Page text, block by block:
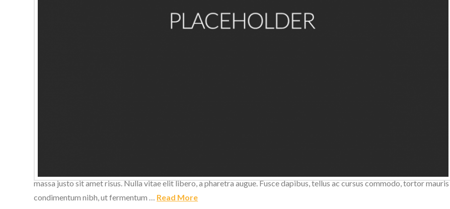
massa justo sit amet risus. Nulla vitae elit libero, a pharetra augue. Fusce dapibus, tellus ac cursus commodo, tortor mauris
condimentum nibh, ut fermentum … Read More